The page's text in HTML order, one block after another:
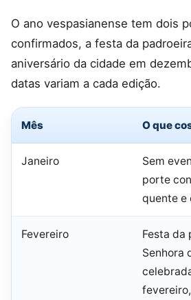
O ano vespasianense tem dois
confirmados, a festa da
aniversário da cidade em
datas variam a cada edição.
Mês O que
Janeiro
Sem
porte
quente e
Fevereiro
Festa da
Senhora